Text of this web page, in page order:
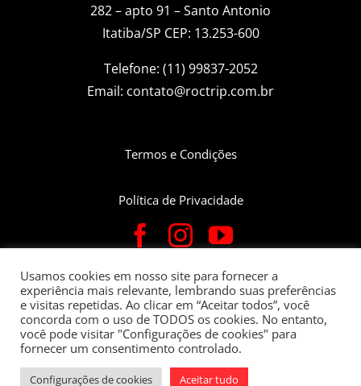
282 – apto 91 – Santo Antonio
Itatiba/SP CEP: 13.253-600
Telefone: (11) 99837-2052
Email: contato@roctrip.com.br
Termos e Condições
Política de Privacidade
Roctrip Carlos Eduardo da Fonseca Bettin – CNPJ:
22.781.563/0001-05 – Rua Verginio Belgine, 282 Apto 91 | Bairro
Santo Antonio, Itatiba-SP CEP:13253-600
Copyright 2021| Todos Direitos Reservados | Desenvolvimento
Usamos cookies em nosso site para fornecer a
experiência mais relevante, lembrando suas preferências
e visitas repetidas. Ao clicar em “Aceitar todos”, você
concorda com o uso de TODOS os cookies. No entanto,
você pode visitar "Configurações de cookies" para
fornecer um consentimento controlado.
Configurações de cookies Aceitar tudo